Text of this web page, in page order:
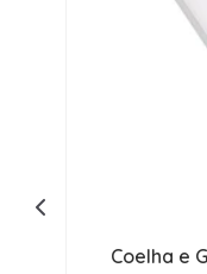
Coelha e